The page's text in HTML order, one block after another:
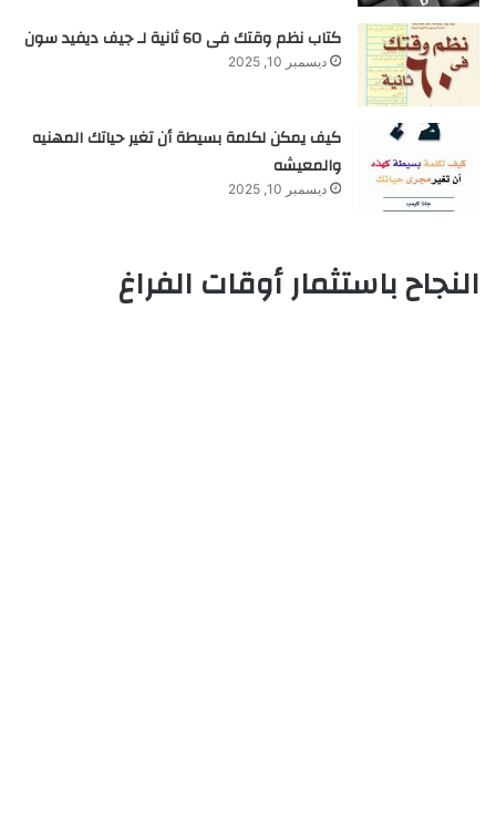
كتاب نظم وقتك فى 60 ثانية لـ جيف ديفيد سون
ديسمبر 10, 2025
كيف يمكن لكلمة بسيطة أن تغير حياتك المهنيه
والمعيشه
ديسمبر 10, 2025
النجاح باستثمار أوقات الفراغ